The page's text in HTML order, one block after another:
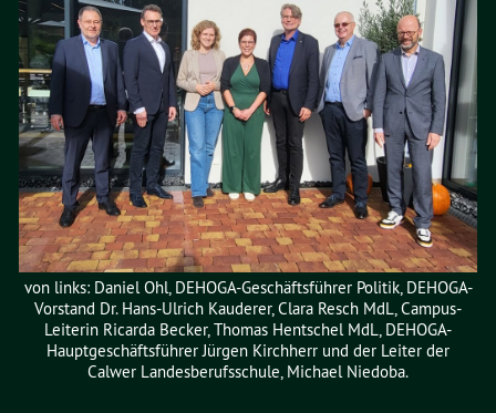
von links: Daniel Ohl, DEHOGA-Geschäftsführer Politik, DEHOGA-
Vorstand Dr. Hans-Ulrich Kauderer, Clara Resch MdL, Campus-
Leiterin Ricarda Becker, Thomas Hentschel MdL, DEHOGA-
Hauptgeschäftsführer Jürgen Kirchherr und der Leiter der
Calwer Landesberufsschule, Michael Niedoba.